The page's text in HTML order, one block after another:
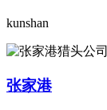
kunshan
张家港